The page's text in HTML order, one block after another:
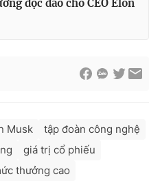
897 897
độc đáo cho CEO Elon
Musk
tập đoàn công nghệ
giá trị cổ phiếu
thưởng cao